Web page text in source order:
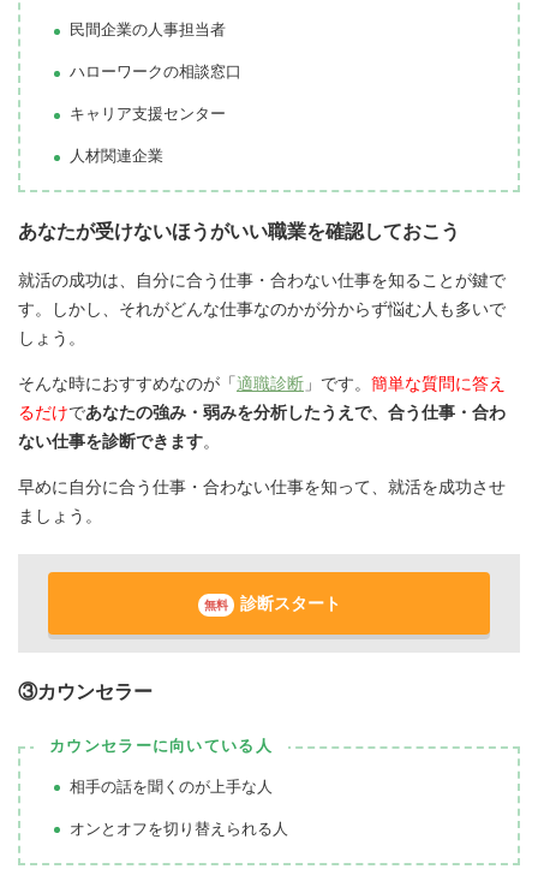
民間企業の人事担当者
ハローワークの相談窓口
キャリア支援センター
人材関連企業
あなたが受けないほうがいい職業を確認しておこう
就活の成功は、自分に合う仕事・合わない仕事を知ることが鍵で
す。しかし、それがどんな仕事なのかが分からず悩む人も多いで
しょう。
そんな時におすすめなのが「適職診断 」です。 簡単な質問に答え
るだけであなたの強み・弱みを分析したうえで、合う仕事・合わ
ない仕事を診断できます。
早めに自分に合う仕事・合わない仕事を知って、就活を成功させ
ましょう。
無料 診断スタート
③カウンセラー
カウンセラーに向いている人
相手の話を聞くのが上手な人
オンとオフを切り替えられる人